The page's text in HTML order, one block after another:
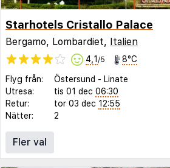
Starhotels Cristallo Palace
Bergamo, Lombardiet, Italien
4,1 /5 8°C
Flyg från: Östersund - Linate
Utresa:
tis 01 dec 06:30
Retur:
tor 03 dec 12:55
Nätter:
2
Fler val